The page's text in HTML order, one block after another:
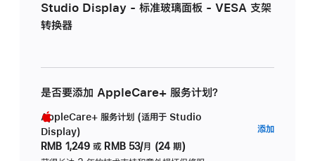
Studio Display - 标准玻璃面板 - VESA 支架
转换器
是否要添加 AppleCare+ 服务计划？
AppleCare+ 服务计划 (适用于 Studio
Display)
RMB 1,249 或 RMB 53/月 (24 期)
添加